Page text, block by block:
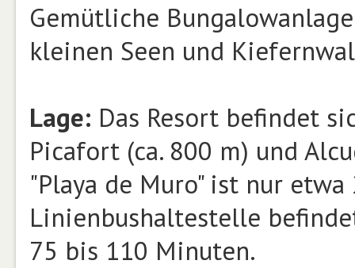
Gemütliche
kleinen Seen und
Lage: Das Resort befindet
Picafort (ca. 800 m) und
"Playa de Muro" ist nur
Linienbushaltestelle
75 bis 110 Minuten.